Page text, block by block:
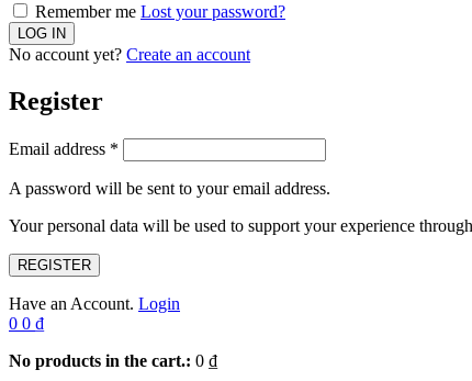
Remember me Lost your password?
No account yet? Create an account
Register
Email address *
A password will be sent to your email address.
Your personal data will be used to support your experience
REGISTER
Have an Account. Login
0 0 ₫
No products in the cart.: 0 ₫